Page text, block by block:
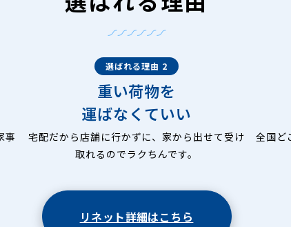
事
選ばれる理由 2
重い荷物を
運ばなくていい
宅配だから店舗に行かずに、家から出せて受け
取れるのでラクちんです。
全国ど
リネット詳細はこちら